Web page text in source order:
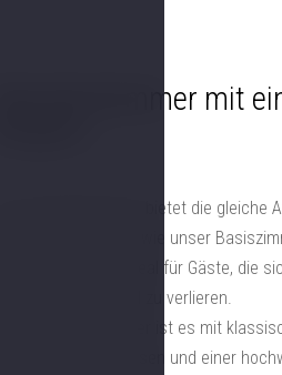
Standardzimmer mit
Das Standardzimmer bietet die
historischer Eleganz wie unser
Dieses Zimmer ist ideal für Gäste, die
intime Schlossgefühl zu verlieren.
Wie das Basic-Zimmer ist es mit
Bett mit weichen Kissen und einer